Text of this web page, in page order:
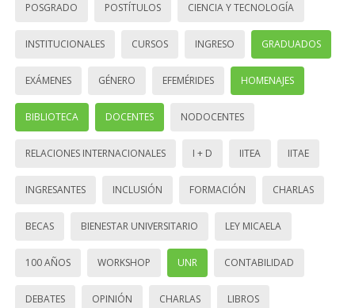
POSGRADO POSTÍTULOS CIENCIA Y TECNOLOGÍA
INSTITUCIONALES CURSOS INGRESO GRADUADOS
EXÁMENES GÉNERO EFEMÉRIDES HOMENAJES
BIBLIOTECA DOCENTES NODOCENTES
RELACIONES INTERNACIONALES I + D IITEA IITAE
INGRESANTES INCLUSIÓN FORMACIÓN CHARLAS
BECAS BIENESTAR UNIVERSITARIO LEY MICAELA
100 AÑOS WORKSHOP UNR CONTABILIDAD
DEBATES OPINIÓN CHARLAS LIBROS